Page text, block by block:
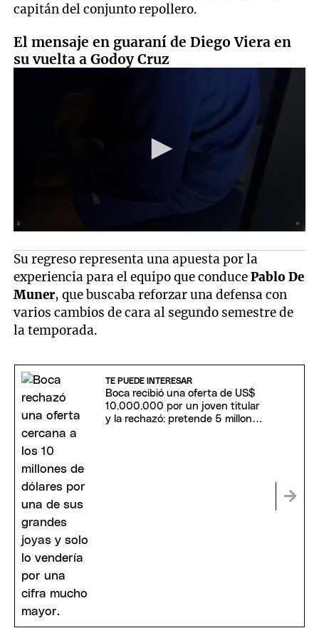
capitán del conjunto repollero.
El mensaje en guaraní de Diego Viera en
su vuelta a Godoy Cruz
Su regreso representa una apuesta por la
experiencia para el equipo que conducePablo De
Muner, que buscaba reforzar una defensa con
varios cambios de cara al segundo semestre de
la temporada.
TE PUEDE INTERESAR
Boca recibió una oferta de US$
10.000.000 por un joven titular
y la rechazó: pretende 5 millones